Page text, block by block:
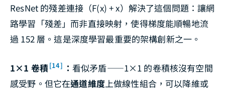
ResNet 的殘差連接（F(x) + x）解決了這個問題：讓網
路學習「殘差」而非直接映射，使得梯度能順暢地流
過 152 層。這是深度學習最重要的架構創新之一。
1×1 卷積[14] ： 看似矛盾——1×1 的卷積核沒有空間
感受野。但它在通道維度上做線性組合，可以降維或